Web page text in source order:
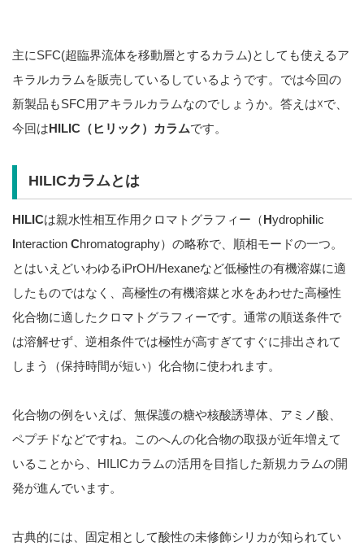
主にSFC(超臨界流体を移動層とするカラム)としても使えるア
キラルカラムを販売しているしているようです。では今回の
新製品もSFC用アキラルカラムなのでしょうか。答えは☓で、
今回はHILIC（ヒリック）カラムです。
HILICカラムとは
HILICは親水性相互作用クロマトグラフィー（Hydrophilic
Interaction Chromatography）の略称で、順相モードの一つ。
とはいえどいわゆるiPrOH/Hexaneなど低極性の有機溶媒に適
したものではなく、高極性の有機溶媒と水をあわせた高極性
化合物に適したクロマトグラフィーです。通常の順送条件で
は溶解せず、逆相条件では極性が高すぎてすぐに排出されて
しまう（保持時間が短い）化合物に使われます。
化合物の例をいえば、無保護の糖や核酸誘導体、アミノ酸、
ペプチドなどですね。このへんの化合物の取扱が近年増えて
いることから、HILICカラムの活用を目指した新規カラムの開
発が進んでいます。
古典的には、固定相として酸性の未修飾シリカが知られてい